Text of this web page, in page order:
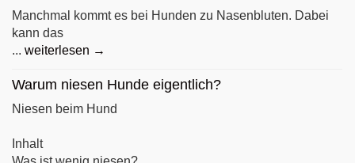
Manchmal kommt es bei Hunden zu Nasenbluten. Dabei
kann das
... weiterlesen →
Warum niesen Hunde eigentlich?
Niesen beim Hund
Inhalt